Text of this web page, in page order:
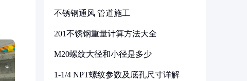
不锈钢通风 管道施工
201不锈钢重量计算方法大全
M20螺纹大径和小径是多少
1-1/4 NPT螺纹参数及底孔尺寸详解